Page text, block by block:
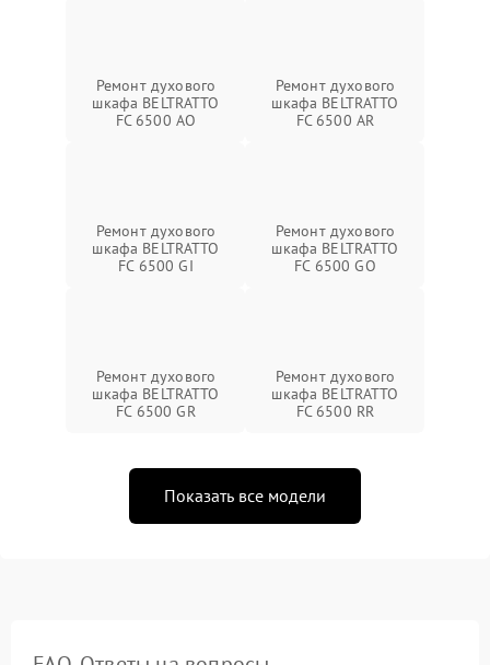
Ремонт духового
шкафа BELTRATTO
FC 6500 AO
Ремонт духового
шкафа BELTRATTO
FC 6500 AR
Ремонт духового
шкафа BELTRATTO
FC 6500 GI
Ремонт духового
шкафа BELTRATTO
FC 6500 GO
Ремонт духового
шкафа BELTRATTO
FC 6500 GR
Ремонт духового
шкафа BELTRATTO
FC 6500 RR
Показать все модели